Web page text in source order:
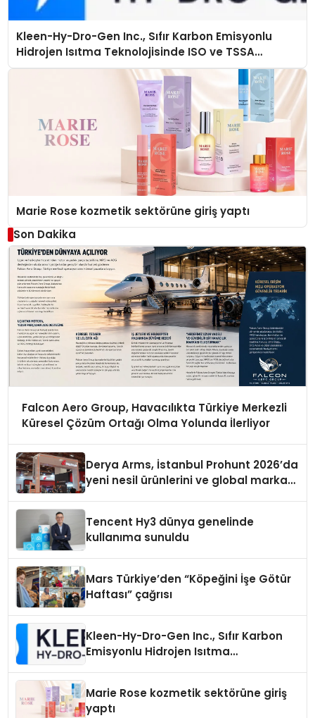
Kleen-Hy-Dro-Gen Inc., Sıfır Karbon Emisyonlu
Hidrojen Isıtma Teknolojisinde ISO ve TSSA
Düzenleyici Onaylarını Aldı
Marie Rose kozmetik sektörüne giriş yaptı
Son Dakika
Falcon Aero Group, Havacılıkta Türkiye Merkezli
Küresel Çözüm Ortağı Olma Yolunda İlerliyor
Derya Arms, İstanbul Prohunt 2026’da
yeni nesil ürünlerini ve global marka
Tencent Hy3 dünya genelinde
kullanıma sunuldu
Mars Türkiye’den “Köpeğini İşe Götür
Haftası” çağrısı
Kleen-Hy-Dro-Gen Inc., Sıfır Karbon
Emisyonlu Hidrojen Isıtma
Marie Rose kozmetik sektörüne giriş
yaptı